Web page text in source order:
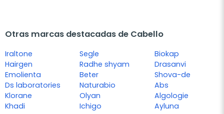
Otras marcas destacadas de Cabello
Iraltone
Hairgen
Emolienta
Ds laboratories
Klorane
Khadi
Segle
Radhe shyam
Beter
Naturabio
Olyan
Ichigo
Biokap
Drasanvi
Shova-de
Abs
Algologie
Ayluna